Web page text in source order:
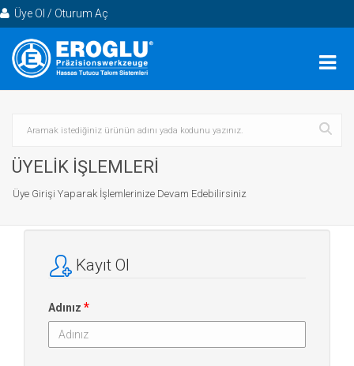
Üye Ol / Oturum Aç
ÜYELİK İŞLEMLERİ
Üye Girişi Yaparak İşlemlerinize Devam Edebilirsiniz
Kayıt Ol
Adınız *